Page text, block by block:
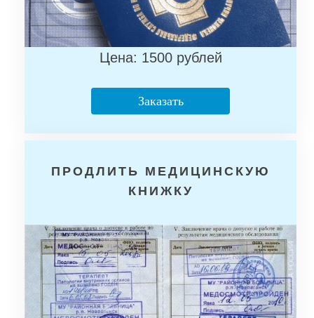
Цена: 1500 рублей
Заказать
ПРОДЛИТЬ МЕДИЦИНСКУЮ
КНИЖКУ